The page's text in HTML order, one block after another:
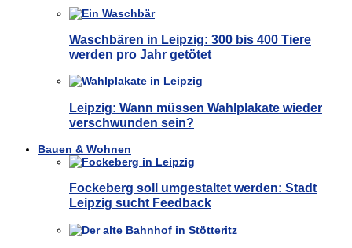
Waschbären in Leipzig: 300 bis 400 Tiere
werden pro Jahr getötet
Leipzig: Wann müssen Wahlplakate wieder
verschwunden sein?
Bauen & Wohnen
Fockeberg soll umgestaltet werden: Stadt
Leipzig sucht Feedback